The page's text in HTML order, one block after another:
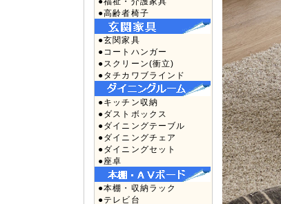
●高齢者椅子
●玄関家具
●コートハンガー
●スクリーン(衝立)
●タチカワブラインド
●キッチン収納
●ダストボックス
●ダイニングテーブル
●ダイニングチェア
●ダイニングセット
●座卓
●本棚・収納ラック
●テレビ台